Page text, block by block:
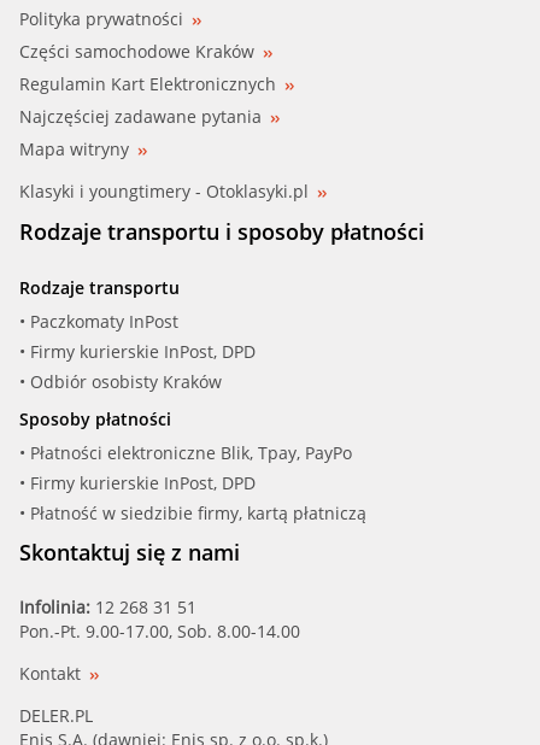
Polityka prywatności
Części samochodowe Kraków
Regulamin Kart Elektronicznych
Najczęściej zadawane pytania
Mapa witryny
Klasyki i youngtimery - Otoklasyki.pl
Rodzaje transportu i sposoby płatności
Rodzaje transportu
• Paczkomaty InPost
• Firmy kurierskie InPost, DPD
• Odbiór osobisty Kraków
Sposoby płatności
• Płatności elektroniczne Blik, Tpay, PayPo
• Firmy kurierskie InPost, DPD
• Płatność w siedzibie firmy, kartą płatniczą
Skontaktuj się z nami
Infolinia: 12 268 31 51
Pon.-Pt. 9.00-17.00, Sob. 8.00-14.00
Kontakt
DELER.PL
Enis S.A. (dawniej: Enis sp. z o.o. sp.k.)